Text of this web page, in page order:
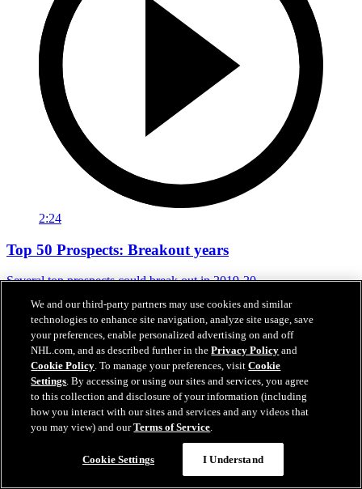
2:24
Top 50 Prospects: Breakout years
Several top prospects could break out in 2019-20
02 août 2019
We and our third-party partners may use cookies and similar
technologies to enhance site navigation, analyze site usage, save
your preferences, enable personalized advertising on and off
NHL.com, and as described further in thePrivacy Policy and
Cookie Policy. To manage your preferences, visitCookie
Settings. By accessing or using our sites and services, you agree
to this collection and disclosure of your information (including
how you interact with our sites and services and any videos that
you may view) and ourTerms of Service.
Cookie Settings I Understand